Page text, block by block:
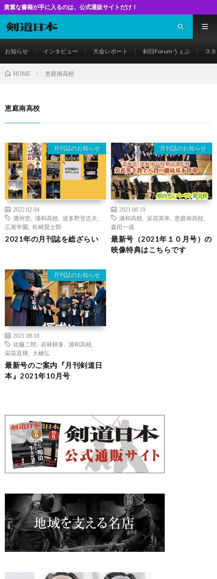
手に入るのは、公式通販サイトだけ！
お知らせ インタビュー 大会レポート 剣日Forumうぇぶ ス
HOME 恵庭南高校
恵庭南高校
月刊誌のお知らせ
2022.02.04
濃州堂
浦和高校 波多野登志夫
広尾学園
松崎賢士郎
2021年の月刊誌を総ざらい
月刊誌のお知らせ
2021.08.19
浦和高校
栄花英幸 恵庭南高校
森田一成
最新号（2021年１０月号）の
映像特典はこちらです
月刊誌のお知らせ
2021.08.18
佐藤二郎
若林耕多 浦和高校
栄花直輝
大橋弘
最新号のご案内『月刊剣道日
本』2021年10月号